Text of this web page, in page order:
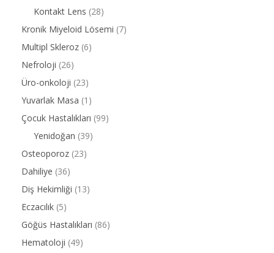
Kontakt Lens (28)
Kronik Miyeloid Lösemi (7)
Multipl Skleroz (6)
Nefroloji (26)
Üro-onkoloji (23)
Yuvarlak Masa (1)
Çocuk Hastalıkları (99)
Yenidoğan (39)
Osteoporoz (23)
Dahiliye (36)
Diş Hekimliği (13)
Eczacılık (5)
Göğüs Hastalıkları (86)
Hematoloji (49)